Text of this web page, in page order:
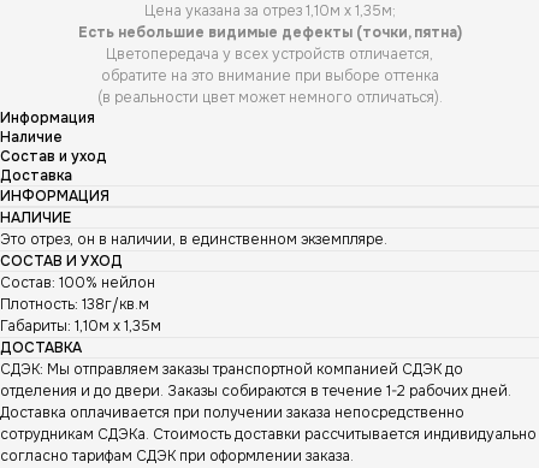
Цена указана за отрез 1,10м х 1,35м;
Есть небольшие видимые дефекты (точки, пятна)
Цветопередача у всех устройств отличается,
обратите на это внимание при выборе оттенка
(в реальности цвет может немного отличаться).
Информация
Наличие
Состав и уход
Доставка
ИНФОРМАЦИЯ
НАЛИЧИЕ
Это отрез, он в наличии, в единственном экземпляре.
СОСТАВ И УХОД
Состав: 100% нейлон
Плотность: 138г/кв.м
Габариты: 1,10м х 1,35м
ДОСТАВКА
СДЭК: Мы отправляем заказы транспортной компанией СДЭК до
отделения и до двери. Заказы собираются в течение 1-2 рабочих дней.
Доставка оплачивается при получении заказа непосредственно
сотрудникам СДЭКа. Стоимость доставки рассчитывается индивидуально
согласно тарифам СДЭК при оформлении заказа.